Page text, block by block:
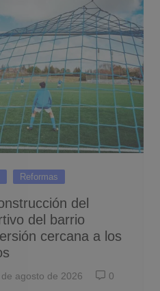
Reformas
del
del barrio
cercana a los
agosto de 2026 0